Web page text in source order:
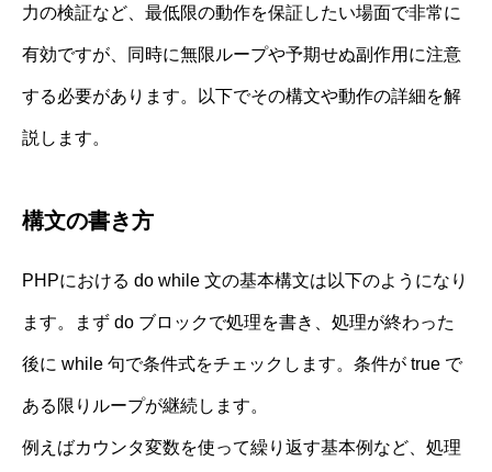
力の検証など、最低限の動作を保証したい場面で非常に
有効ですが、同時に無限ループや予期せぬ副作用に注意
する必要があります。以下でその構文や動作の詳細を解
説します。
構文の書き方
PHPにおける do while 文の基本構文は以下のようになり
ます。まず do ブロックで処理を書き、処理が終わった
後に while 句で条件式をチェックします。条件が true で
ある限りループが継続します。
例えばカウンタ変数を使って繰り返す基本例など、処理